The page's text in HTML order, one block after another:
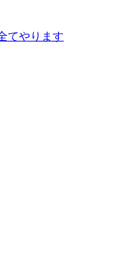
てやります